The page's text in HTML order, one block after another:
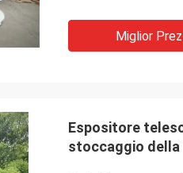
Miglior
Espositore
stoccaggio della